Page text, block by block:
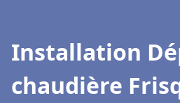
Installation
chaudière